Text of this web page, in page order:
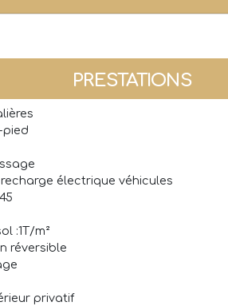
PRESTATIONS
pied
recharge électrique véhicules
:1T/m²
réversible
privatif